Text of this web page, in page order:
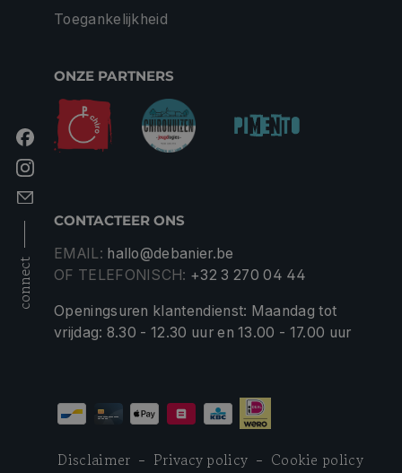
connect
Toegankelijkheid
ONZE PARTNERS
CONTACTEER ONS
EMAIL: hallo@debanier.be
OF TELEFONISCH: +32 3 270 04 44
Openingsuren klantendienst: Maandag tot
vrijdag: 8.30 - 12.30 uur en 13.00 - 17.00 uur
Disclaimer Privacy policy Cookie policy